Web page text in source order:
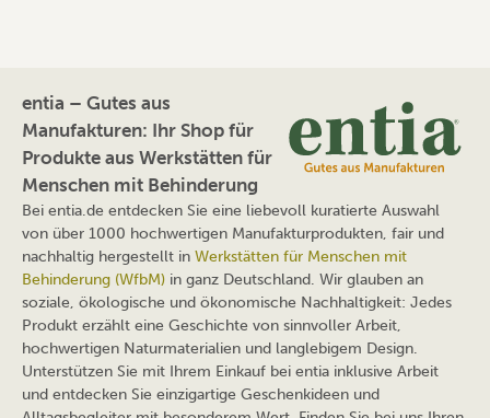
entia – Gutes aus
Manufakturen: Ihr Shop für
Produkte aus Werkstätten für
Menschen mit Behinderung
Bei entia.de entdecken Sie eine liebevoll kuratierte Auswahl
von über 1000 hochwertigen Manufakturprodukten, fair und
nachhaltig hergestellt in Werkstätten für Menschen mit
Behinderung (WfbM) in ganz Deutschland. Wir glauben an
soziale, ökologische und ökonomische Nachhaltigkeit: Jedes
Produkt erzählt eine Geschichte von sinnvoller Arbeit,
hochwertigen Naturmaterialien und langlebigem Design.
Unterstützen Sie mit Ihrem Einkauf bei entia inklusive Arbeit
und entdecken Sie einzigartige Geschenkideen und